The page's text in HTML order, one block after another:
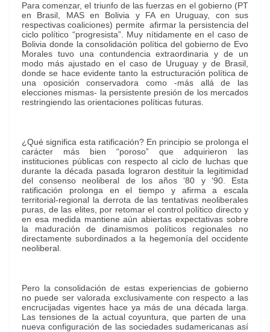
Para comenzar, el triunfo de las fuerzas en el gobierno (PT
en Brasil, MAS en Bolivia y FA en Uruguay, con sus
respectivas coaliciones) permite afirmar la persistencia del
ciclo político “progresista”. Muy nítidamente en el caso de
Bolivia donde la consolidación política del gobierno de Evo
Morales tuvo una contundencia extraordinaria y de un
modo más ajustado en el caso de Uruguay y de Brasil,
donde se hace evidente tanto la estructuración política de
una oposición conservadora como -más allá de las
elecciones mismas- la persistente presión de los mercados
restringiendo las orientaciones políticas futuras.
¿Qué significa esta ratificación? En principio se prolonga el
carácter más bien “poroso” que adquirieron las
instituciones públicas con respecto al ciclo de luchas que
durante la década pasada lograron destituir la legitimidad
del consenso neoliberal de los años ‘80 y ‘90. Esta
ratificación prolonga en el tiempo y afirma a escala
territorial-regional la derrota de las tentativas neoliberales
puras, de las elites, por retomar el control político directo y
en esa medida mantiene aún abiertas expectativas sobre
la maduración de dinamismos políticos regionales no
directamente subordinados a la hegemonía del occidente
neoliberal.
Pero la consolidación de estas experiencias de gobierno
no puede ser valorada exclusivamente con respecto a las
encrucijadas vigentes hace ya más de una década larga.
Las tensiones de la actual coyuntura, que parten de una
nueva configuración de las sociedades sudamericanas así